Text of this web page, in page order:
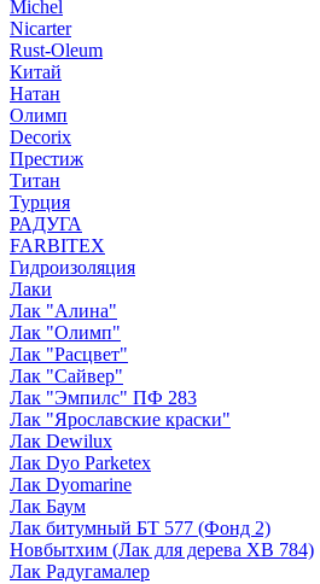
Michel
Nicarter
Rust-Oleum
Китай
Натан
Олимп
Decorix
Престиж
Титан
Турция
РАДУГА
FARBITEX
Гидроизоляция
Лаки
Лак "Алина"
Лак "Олимп"
Лак "Расцвет"
Лак "Сайвер"
Лак "Эмпилс" ПФ 283
Лак "Ярославские краски"
Лак Dewilux
Лак Dyo Parketex
Лак Dyomarine
Лак Баум
Лак битумный БТ 577 (Фонд 2)
Новбытхим (Лак для дерева ХВ 784)
Лак Радугамалер